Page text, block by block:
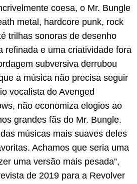
coesa, o Mr. Bungle
metal, hardcore punk, rock
trilhas sonoras de desenho
refinada e uma criatividade fora
subversiva derrubou
a música não precisa seguir
vocalista do Avenged
não economiza elogios ao
grandes fãs do Mr. Bungle.
das músicas mais suaves deles
Achamos que seria uma
uma versão mais pesada”,
de 2019 para a Revolver